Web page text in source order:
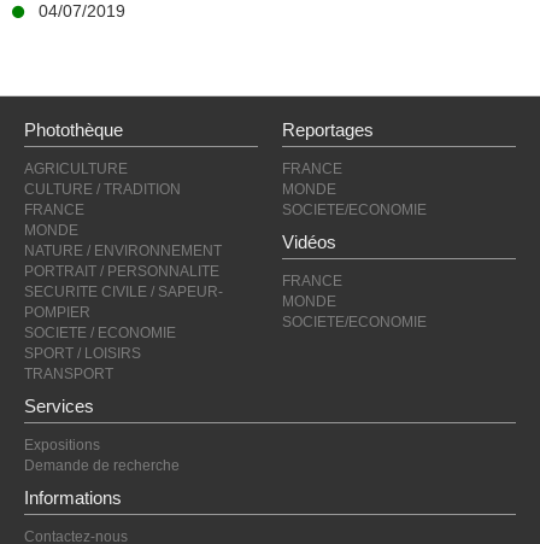
04/07/2019
Photothèque
AGRICULTURE
CULTURE / TRADITION
FRANCE
MONDE
NATURE / ENVIRONNEMENT
PORTRAIT / PERSONNALITE
SECURITE CIVILE / SAPEUR-
POMPIER
SOCIETE / ECONOMIE
SPORT / LOISIRS
TRANSPORT
Reportages
FRANCE
MONDE
SOCIETE/ECONOMIE
Vidéos
FRANCE
MONDE
SOCIETE/ECONOMIE
Services
Expositions
Demande de recherche
Informations
Contactez-nous